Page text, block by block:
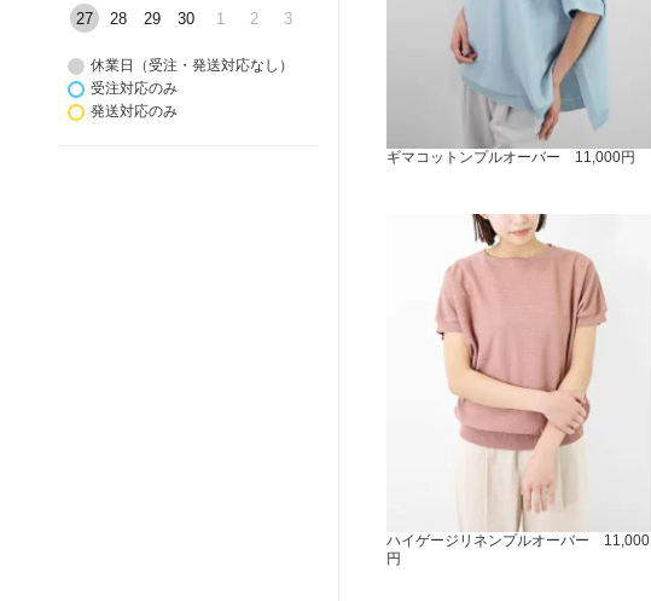
27 28 29 30 1 2 3
休業日（受注・発送対応なし）
受注対応のみ
発送対応のみ
ギマコットンプルオーバー 11,000円
ハイゲージリネンプルオーバー 11,000
円